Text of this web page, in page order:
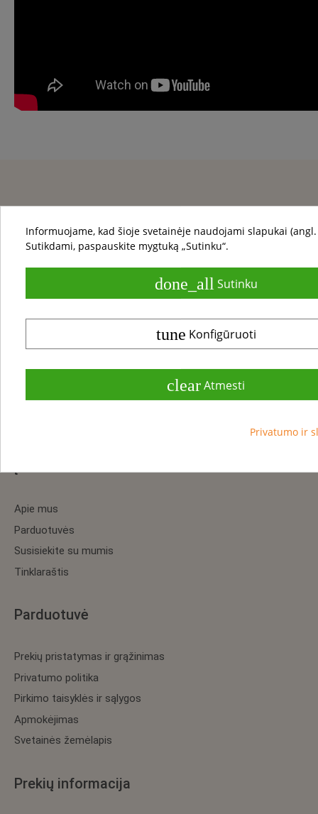
Tel:+37052640603
(Parduotuvės dirba ir šeštadieniais)
Apie mus
Susisiekite su mumis
Parduotuvės
Tinklaraštis
Parduotuvė
Prekių pristatymas ir grąžinimas
Privatumo politika
Pirkimo taisyklės ir sąlygos
Apmokėjimas
Svetainės žemėlapis
Prekių informacija
Informuojame, kad šioje svetainėje naudojami slapukai (angl.
Sutikdami, paspauskite mygtuką „Sutinku“.
done_all Sutinku
tune Konfigūruoti
clearAtmesti
Privatumo ir